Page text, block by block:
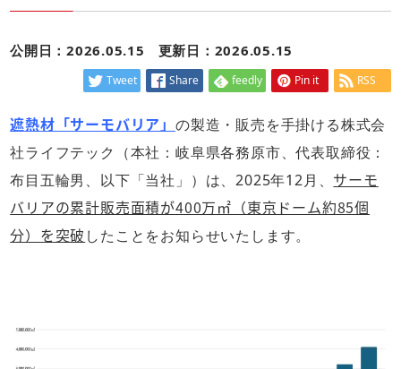
公開日：2026.05.15 更新日：2026.05.15
Tweet Share feedly Pin it RSS
遮熱材「サーモバリア」の製造・販売を手掛ける株式会
社ライフテック（本社：岐阜県各務原市、代表取締役：
布目五輪男、以下「当社」）は、2025年12月、 サーモ
バリアの累計販売面積が400万㎡（東京ドーム約85個
分）を突破 したことをお知らせいたします。